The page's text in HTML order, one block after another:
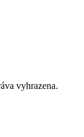
vyhrazena.